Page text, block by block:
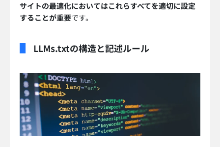
サイトの最適化においてはこれらすべてを適切に設定
することが重要です。
LLMs.txtの構造と記述ルール